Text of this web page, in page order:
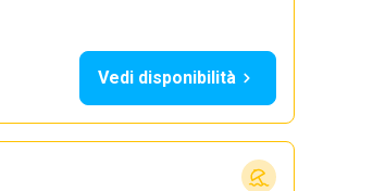
Vedi disponibilità